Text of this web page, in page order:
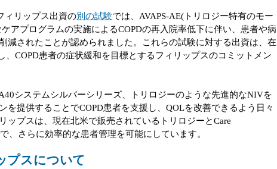
ィリップス出資の別の試験では、AVAPS-AE(トリロジー特有のモー
アプログラムの実施によるCOPDの再入院率低下に伴い、患者や病
減されたことが認められました。これらの試験に対する出資は、在
、COPD患者の症状緩和を目標とするフィリップスのコミットメン
システムシルバーシリーズ、トリロジーのような先進的なNIVを
を提供することでCOPD患者を支援し、QOLを改善できるよう日々
ップスは、現在北米で販売されているトリロジーとCare
、さらに効率的な患者管理を可能にしています。
プスについて